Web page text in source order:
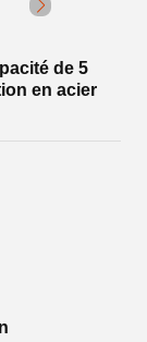
de 5
en acier